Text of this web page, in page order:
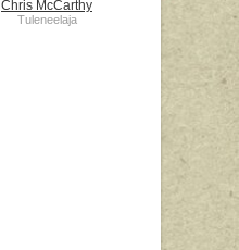
Chris McCarthy
Tuleneelaja